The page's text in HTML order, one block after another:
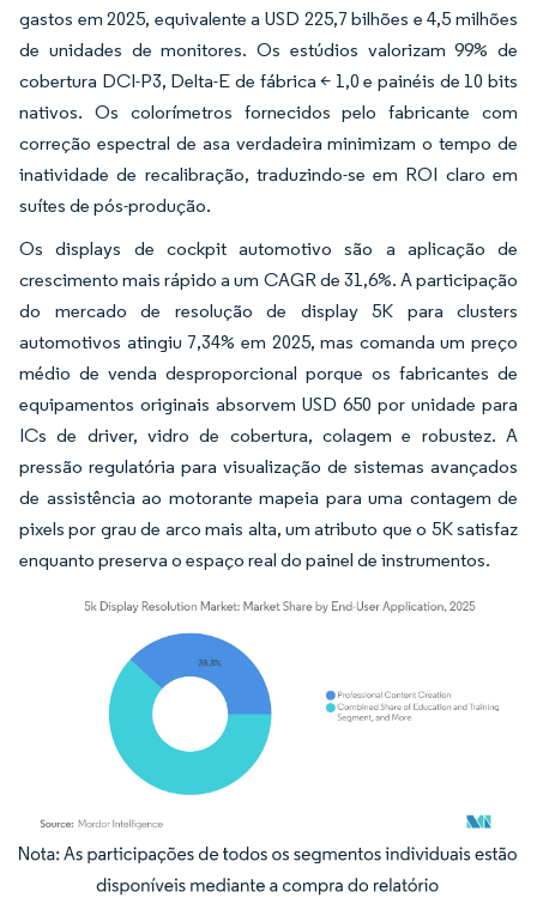
gastos em 2025, equivalente a USD 225,7 bilhões e 4,5 milhões
de unidades de monitores. Os estúdios valorizam 99% de
cobertura DCI-P3, Delta-E de fábrica < 1,0 e painéis de 10 bits
nativos. Os colorímetros fornecidos pelo fabricante com
correção espectral de asa verdadeira minimizam o tempo de
inatividade de recalibração, traduzindo-se em ROI claro em
suítes de pós-produção.
Os displays de cockpit automotivo são a aplicação de
crescimento mais rápido a um CAGR de 31,6%. A participação
do mercado de resolução de display 5K para clusters
automotivos atingiu 7,34% em 2025, mas comanda um preço
médio de venda desproporcional porque os fabricantes de
equipamentos originais absorvem USD 650 por unidade para
ICs de driver, vidro de cobertura, colagem e robustez. A
pressão regulatória para visualização de sistemas avançados
de assistência ao motorante mapeia para uma contagem de
pixels por grau de arco mais alta, um atributo que o 5K satisfaz
enquanto preserva o espaço real do painel de instrumentos.
Imagem © Mordor Intelligence. O reuso requer atribuição conforme CC BY 4.0.